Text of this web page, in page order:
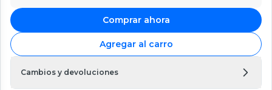
Comprar ahora
Agregar al carro
Cambios y devoluciones